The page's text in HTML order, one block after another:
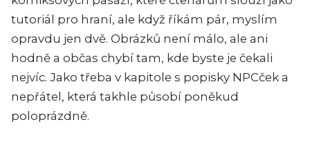
tutoriál pro hraní, ale když říkám pár, myslím
opravdu jen dvě. Obrázků není málo, ale ani
hodně a občas chybí tam, kde byste je čekali
nejvíc. Jako třeba v kapitole s popisky NPCček a
nepřátel, která takhle působí poněkud
poloprázdně.